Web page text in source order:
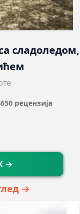
рецензија
→
→